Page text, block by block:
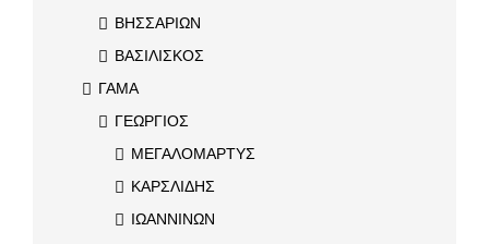
ΒΗΣΣΑΡΙΩΝ
ΒΑΣΙΛΙΣΚΟΣ
ΓΑΜΑ
ΓΕΩΡΓΙΟΣ
ΜΕΓΑΛΟΜΑΡΤΥΣ
ΚΑΡΣΛΙΔΗΣ
ΙΩΑΝΝΙΝΩΝ